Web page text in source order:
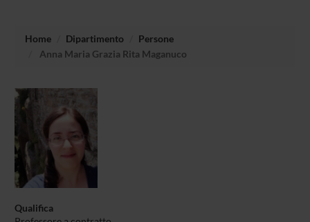
Home Dipartimento
Persone
Anna Maria Grazia Rita Maganuco
Qualifica